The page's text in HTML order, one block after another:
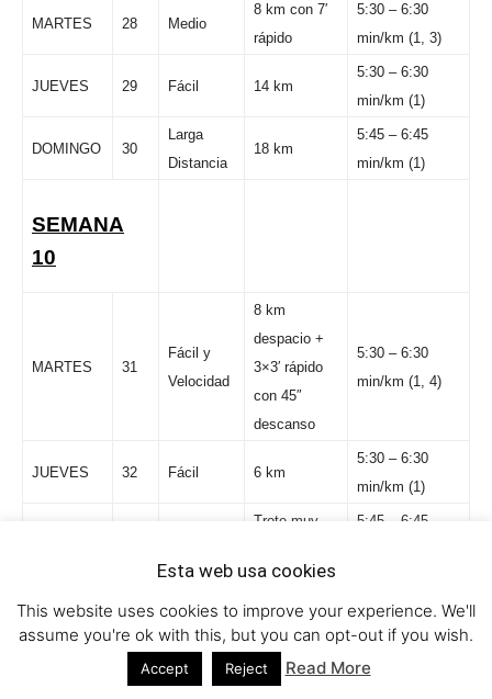
MARTES 28 Medio
8 km con 7′
rápido
5:30 – 6:30
min/km (1, 3)
JUEVES 29 Fácil 14 km
5:30 – 6:30
min/km (1)
DOMINGO 30
Larga
Distancia
18 km
5:45 – 6:45
min/km (1)
SEMANA
10
MARTES 31
Fácil y
Velocidad
8 km
despacio +
3×3′ rápido
con 45″
descanso
5:30 – 6:30
min/km (1, 4)
JUEVES 32 Fácil 6 km
5:30 – 6:30
min/km (1)
Trote muy
5:45 – 6:45
Distancia
Maratón
min/km (4)
Esta web usa cookies
This website uses cookies to improve your experience. We'll
assume you're ok with this, but you can opt-out if you wish.
Accept Reject Read More